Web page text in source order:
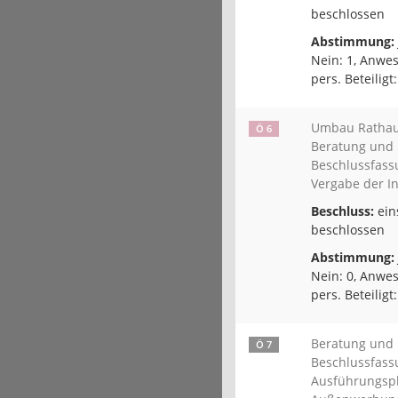
beschlossen
Abstimmung:
Nein: 1,
pers.
Ö 6
Umbau
Beratung und
Vergabe der
Beschluss:
beschlossen
Abstimmung:
Nein: 0,
pers.
Ö 7
Beratung und